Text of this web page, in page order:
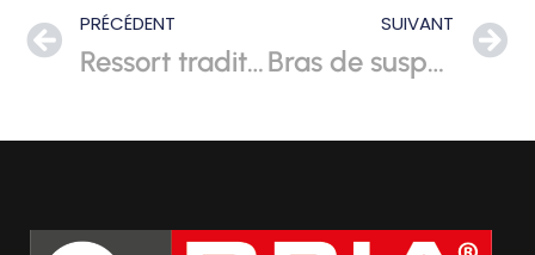
PRÉCÉDENT
Ressort traditionnel
SUIVANT
Bras de suspension mécanosoudé